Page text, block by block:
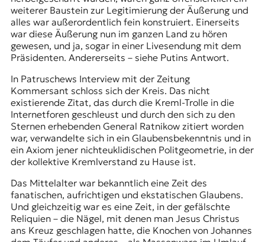
weiterer Baustein zur Legitimierung der Äußerung und
alles war außerordentlich fein konstruiert. Einerseits
war diese Äußerung nun im ganzen Land zu hören
gewesen, und ja, sogar in einer Livesendung mit dem
Präsidenten. Andererseits – siehe Putins Antwort.
In Patruschews Interview mit der Zeitung
Kommersant schloss sich der Kreis. Das nicht
existierende Zitat, das durch die Kreml-Trolle in die
Internetforen geschleust und durch den sich zu den
Sternen erhebenden General Ratnikow zitiert worden
war, verwandelte sich in ein Glaubensbekenntnis und in
ein Axiom jener nichteuklidischen Politgeometrie, in der
der kollektive Kremlverstand zu Hause ist.
Das Mittelalter war bekanntlich eine Zeit des
fanatischen, aufrichtigen und ekstatischen Glaubens.
Und gleichzeitig war es eine Zeit, in der gefälschte
Reliquien – die Nägel, mit denen man Jesus Christus
ans Kreuz geschlagen hatte, die Knochen von Johannes